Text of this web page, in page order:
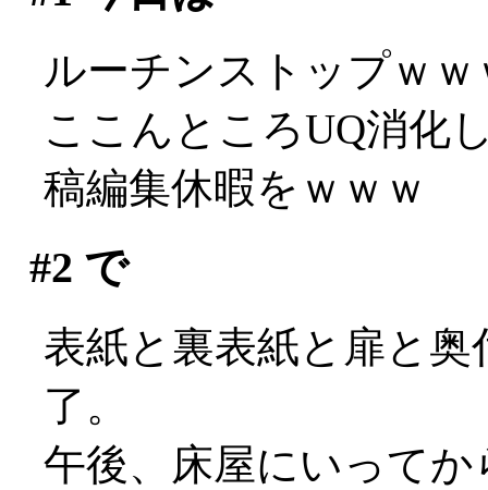
ルーチンストップｗｗ
ここんところUQ消化
稿編集休暇をｗｗｗ
#2 で
表紙と裏表紙と扉と
了。
午後、床屋にいって